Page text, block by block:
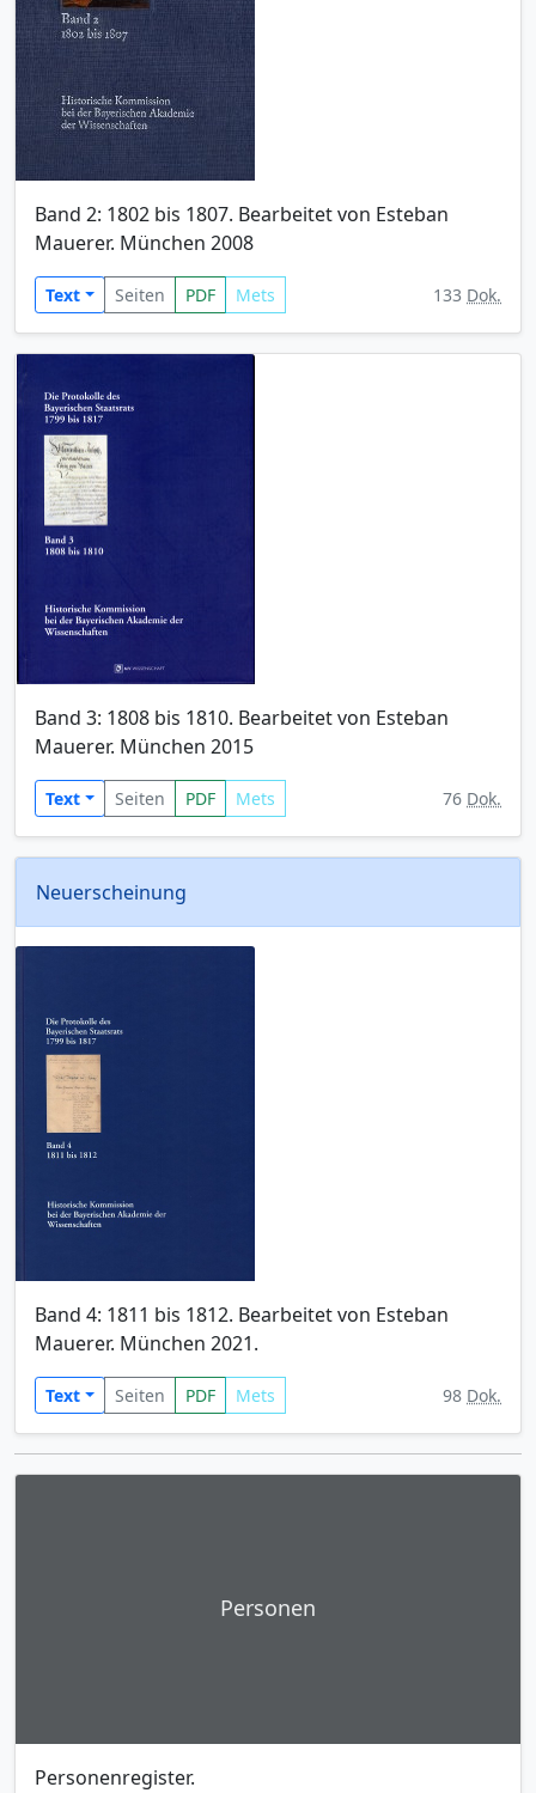
Band 2: 1802 bis 1807. Bearbeitet von Esteban
Mauerer. München 2008
Text Seiten PDF Mets 133 Dok.
Band 3: 1808 bis 1810. Bearbeitet von Esteban
Mauerer. München 2015
Text Seiten PDF Mets 76 Dok.
Neuerscheinung
Band 4: 1811 bis 1812. Bearbeitet von Esteban
Mauerer. München 2021.
Text Seiten PDF Mets 98 Dok.
Personen
Personenregister.